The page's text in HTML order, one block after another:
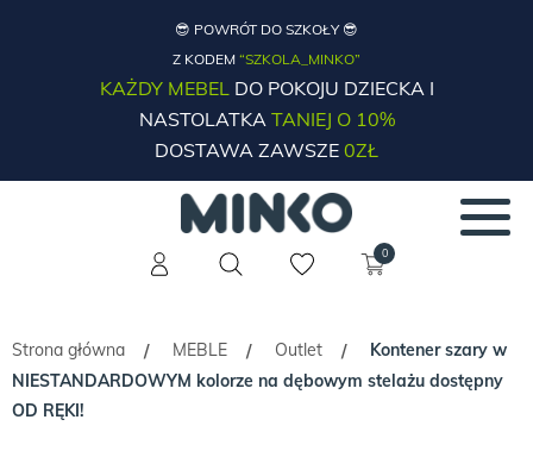
😎 POWRÓT DO SZKOŁY 😎
Z KODEM “SZKOLA_MINKO”
KAŻDY MEBELDO POKOJU DZIECKA I
NASTOLATKATANIEJ O 10%
DOSTAWA ZAWSZE 0ZŁ
0
Strona główna / MEBLE / Outlet /
Kontener szary w
NIESTANDARDOWYM kolorze na dębowym stelażu dostępny
OD RĘKI!